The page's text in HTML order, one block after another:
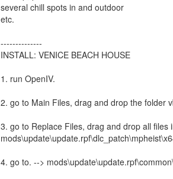
several chill spots in and outdoor
etc.
--------------
INSTALL: VENICE BEACH HOUSE
1. run OpenIV.
2. go to Main Files, drag and drop the folder
3. go to Replace Files, drag and drop all files
4. go to. -->